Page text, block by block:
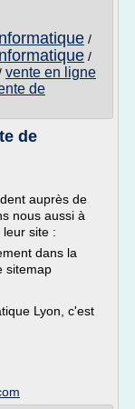
/
/
vente en ligne
de
de
auprès de
nous aussi à
site :
dans la
sitemap
Lyon, c'est